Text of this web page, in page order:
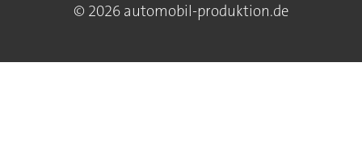
© 2026 automobil-produktion.de